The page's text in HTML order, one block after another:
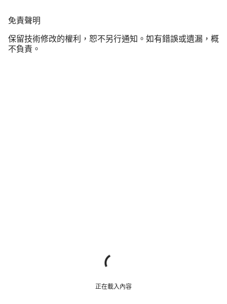
免責聲明
保留技術修改的權利，恕不另行通知。如有錯誤或遺漏，概
不負責。
正在載入內容